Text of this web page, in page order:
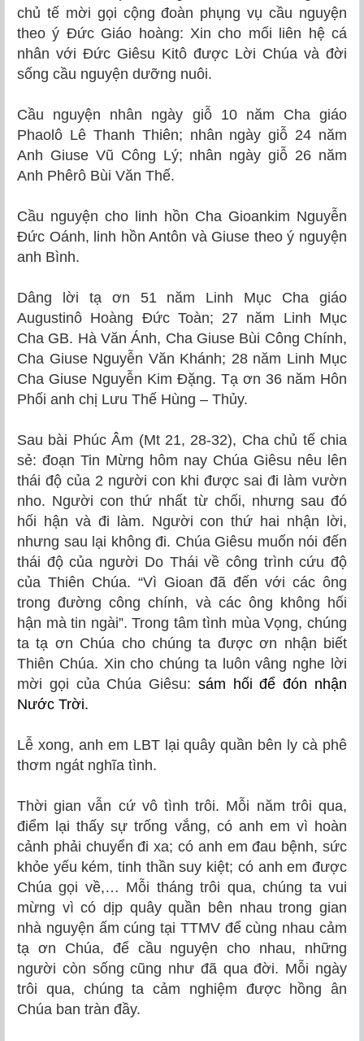
chủ tế mời gọi cộng đoàn phụng vụ cầu nguyện
theo ý Đức Giáo hoàng: Xin cho mối liên hệ cá
nhân với Đức Giêsu Kitô được Lời Chúa và đời
sống cầu nguyện dưỡng nuôi.
Cầu nguyện nhân ngày giỗ 10 năm Cha giáo
Phaolô Lê Thanh Thiên; nhân ngày giỗ 24 năm
Anh Giuse Vũ Công Lý; nhân ngày giỗ 26 năm
Anh Phêrô Bùi Văn Thế.
Cầu nguyện cho linh hồn Cha Gioankim Nguyễn
Đức Oánh, linh hồn Antôn và Giuse theo ý nguyện
anh Bình.
Dâng lời tạ ơn 51 năm Linh Mục Cha giáo
Augustinô Hoàng Đức Toàn; 27 năm Linh Mục
Cha GB. Hà Văn Ánh, Cha Giuse Bùi Công Chính,
Cha Giuse Nguyễn Văn Khánh; 28 năm Linh Mục
Cha Giuse Nguyễn Kim Đặng. Tạ ơn 36 năm Hôn
Phối anh chị Lưu Thế Hùng – Thủy.
Sau bài Phúc Âm (Mt 21, 28-32), Cha chủ tế chia
sẻ: đoạn Tin Mừng hôm nay Chúa Giêsu nêu lên
thái độ của 2 người con khi được sai đi làm vườn
nho. Người con thứ nhất từ chối, nhưng sau đó
hối hận và đi làm. Người con thứ hai nhận lời,
nhưng sau lại không đi. Chúa Giêsu muốn nói đến
thái độ của người Do Thái về công trình cứu độ
của Thiên Chúa. “Vì Gioan đã đến với các ông
trong đường công chính, và các ông không hối
hận mà tin ngài”. Trong tâm tình mùa Vọng, chúng
ta tạ ơn Chúa cho chúng ta được ơn nhận biết
Thiên Chúa. Xin cho chúng ta luôn vâng nghe lời
mời gọi của Chúa Giêsu: sám hối để đón nhận
Nước Trời.
Lễ xong, anh em LBT lại quây quần bên ly cà phê
thơm ngát nghĩa tình.
Thời gian vẫn cứ vô tình trôi. Mỗi năm trôi qua,
điểm lại thấy sự trống vắng, có anh em vì hoàn
cảnh phải chuyển đi xa; có anh em đau bệnh, sức
khỏe yếu kém, tinh thần suy kiệt; có anh em được
Chúa gọi về,… Mỗi tháng trôi qua, chúng ta vui
mừng vì có dịp quây quần bên nhau trong gian
nhà nguyện ấm cúng tại TTMV để cùng nhau cảm
tạ ơn Chúa, để cầu nguyện cho nhau, những
người còn sống cũng như đã qua đời. Mỗi ngày
trôi qua, chúng ta cảm nghiệm được hồng ân
Chúa ban tràn đầy.